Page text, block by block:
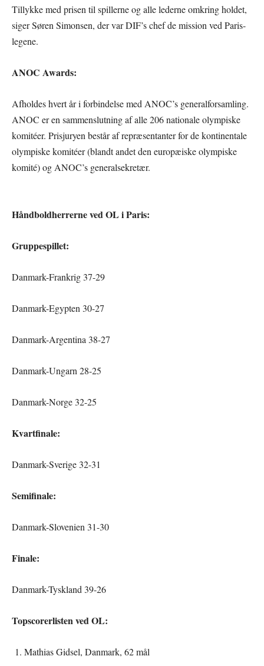
Tillykke med prisen til spillerne og alle lederne omkring holdet,
siger Søren Simonsen, der var DIF’s chef de mission ved Paris-
legene.
ANOC Awards:
Afholdes hvert år i forbindelse med ANOC’s generalforsamling.
ANOC er en sammenslutning af alle 206 nationale olympiske
komitéer. Prisjuryen består af repræsentanter for de kontinentale
olympiske komitéer (blandt andet den europæiske olympiske
komité) og ANOC’s generalsekretær.
Håndboldherrerne ved OL i Paris:
Gruppespillet:
Danmark-Frankrig 37-29
Danmark-Egypten 30-27
Danmark-Argentina 38-27
Danmark-Ungarn 28-25
Danmark-Norge 32-25
Kvartfinale:
Danmark-Sverige 32-31
Semifinale:
Danmark-Slovenien 31-30
Finale:
Danmark-Tyskland 39-26
Topscorerlisten ved OL:
Mathias Gidsel, Danmark, 62 mål